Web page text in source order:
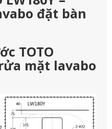
đặt bàn
TOTO
mặt lavabo